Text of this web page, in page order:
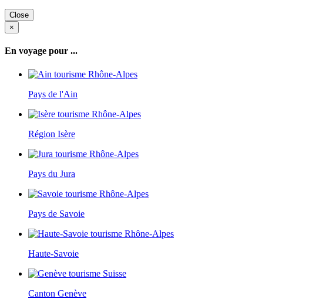
Close
×
En voyage pour ...
Pays de l'Ain
Région Isère
Pays du Jura
Pays de Savoie
Haute-Savoie
Canton Genève